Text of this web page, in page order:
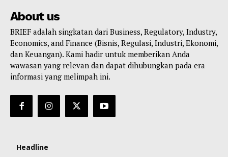
About us
BRIEF adalah singkatan dari Business, Regulatory, Industry,
Economics, and Finance (Bisnis, Regulasi, Industri, Ekonomi,
dan Keuangan). Kami hadir untuk memberikan Anda
wawasan yang relevan dan dapat dihubungkan pada era
informasi yang melimpah ini.
Headline